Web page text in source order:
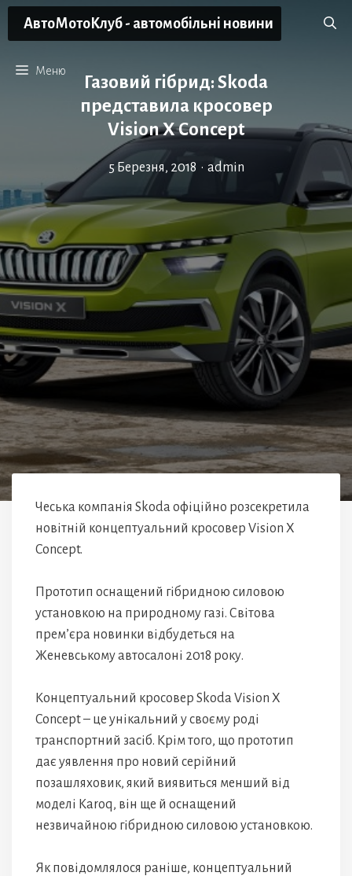
Перейти
АвтоМотоКлуб - автомобільні новини
Меню
Газовий гібрид: Skoda
представила кросовер
Vision X Concept
5 Березня, 2018 • admin
Чеська компанія Skoda офіційно розсекретила
новітній концептуальний кросовер Vision X
Concept.
Прототип оснащений гібридною силовою
установкою на природному газі. Світова
прем’єра новинки відбудеться на
Женевському автосалоні 2018 року.
Концептуальний кросовер Skoda Vision X
Concept – це унікальний у своєму роді
транспортний засіб. Крім того, що прототип
дає уявлення про новий серійний
позашляховик, який виявиться менший від
моделі Karoq, він ще й оснащений
незвичайною гібридною силовою установкою.
Як повідомлялося раніше, концептуальний